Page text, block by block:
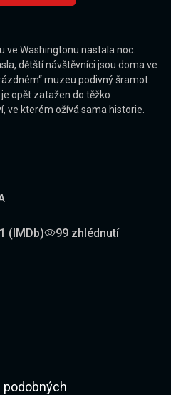
Washingtonu nastala noc.
dětští návštěvníci jsou doma ve
muzeu podivný šramot.
opět zatažen do těžko
ve kterém ožívá sama historie.
(IMDb) 99 zhlédnutí
podobných